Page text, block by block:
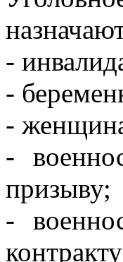
-
-
-
-
призыву;
-